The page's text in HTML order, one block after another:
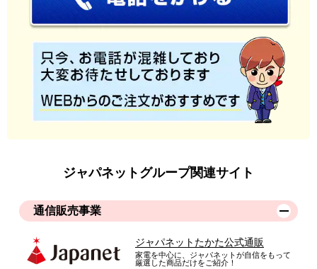
ジャパネットグループ関連サイト
通信販売事業
ジャパネットたかた公式通販
家電を中心に、ジャパネットが自信をもって
厳選した商品だけをご紹介！